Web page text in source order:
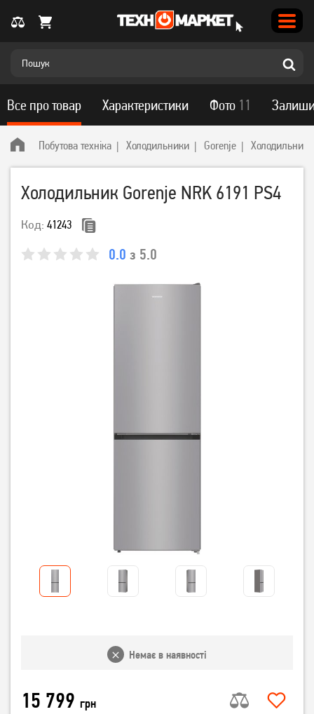
Побутова техніка Холодильники Gorenje Холодильник
Холодильник Gorenje NRK 6191 PS4
Код: 41243
0.0 з 5.0
Все про товар Характеристики Фото 11
Немає в наявності
15 799 грн